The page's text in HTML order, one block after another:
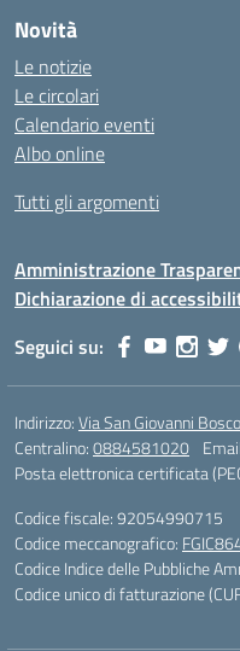
Novità
Le notizie
Le circolari
Calendario eventi
Albo online
Tutti gli argomenti
Amministrazione
Dichiarazione di
Seguici su:
Indirizzo:Via San Giovanni
Centralino:0884581020
Posta elettronica certificata
Codice fiscale: 92054990715
Codice meccanografico:
Codice Indice delle Pubbliche
Codice unico di fatturazione